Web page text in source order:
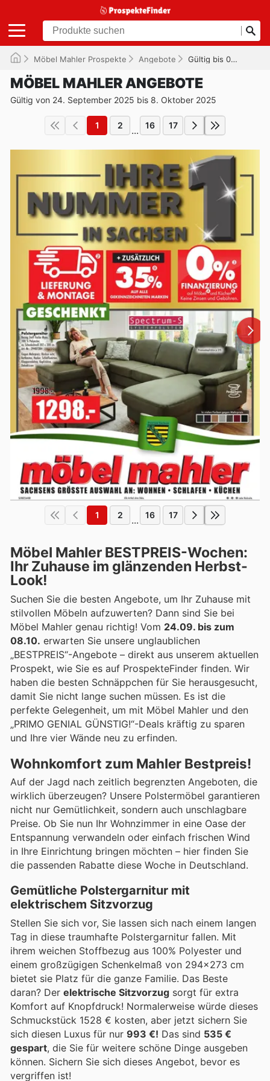
Möbel Mahler Prospekte Angebote Gültig bis 08.10.2025
MÖBEL MAHLER ANGEBOTE
Gültig von 24. September 2025 bis 8. Oktober 2025
1 2 ... 16 17
1 2 ... 16 17
Möbel Mahler BESTPREIS-Wochen:
Ihr Zuhause im glänzenden Herbst-
Look!
Suchen Sie die besten Angebote, um Ihr Zuhause mit
stilvollen Möbeln aufzuwerten? Dann sind Sie bei
Möbel Mahler genau richtig! Vom 24.09. bis zum
08.10. erwarten Sie unsere unglaublichen
„BESTPREIS“-Angebote – direkt aus unserem aktuellen
Prospekt, wie Sie es auf ProspekteFinder finden. Wir
haben die besten Schnäppchen für Sie herausgesucht,
damit Sie nicht lange suchen müssen. Es ist die
perfekte Gelegenheit, um mit Möbel Mahler und den
„PRIMO GENIAL GÜNSTIG!“-Deals kräftig zu sparen
und Ihre vier Wände neu zu erfinden.
Wohnkomfort zum Mahler Bestpreis!
Auf der Jagd nach zeitlich begrenzten Angeboten, die
wirklich überzeugen? Unsere Polstermöbel garantieren
nicht nur Gemütlichkeit, sondern auch unschlagbare
Preise. Ob Sie nun Ihr Wohnzimmer in eine Oase der
Entspannung verwandeln oder einfach frischen Wind
in Ihre Einrichtung bringen möchten – hier finden Sie
die passenden Rabatte diese Woche in Deutschland.
Gemütliche Polstergarnitur mit
elektrischem Sitzvorzug
Stellen Sie sich vor, Sie lassen sich nach einem langen
Tag in diese traumhafte Polstergarnitur fallen. Mit
ihrem weichen Stoffbezug aus 100% Polyester und
einem großzügigen Schenkelmaß von 294x273 cm
bietet sie Platz für die ganze Familie. Das Beste
daran? Der elektrische Sitzvorzug sorgt für extra
Komfort auf Knopfdruck! Normalerweise würde dieses
Schmuckstück 1528 € kosten, aber jetzt sichern Sie
sich diesen Luxus für nur 993 €! Das sind 535 €
gespart, die Sie für weitere schöne Dinge ausgeben
können. Sichern Sie sich dieses Angebot, bevor es
vergriffen ist!